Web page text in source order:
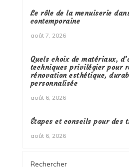
Le rôle de la menuiserie
contemporaine
août 7, 2026
Quels choix de matériaux,
techniques privilégier pour
rénovation esthétique,
personnalisée
août 6, 2026
Étapes et conseils pour des
août 6, 2026
Rechercher